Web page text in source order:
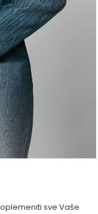
sve Vaše